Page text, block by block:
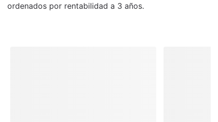
ordenados por rentabilidad a 3 años.